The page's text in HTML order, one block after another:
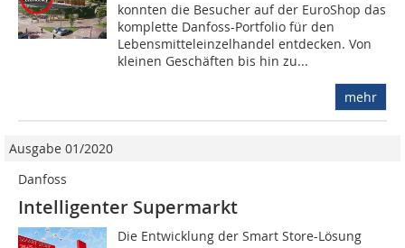
konnten die Besucher auf der EuroShop das
komplette Danfoss-Portfolio für den
Lebensmitteleinzelhandel entdecken. Von
kleinen Geschäften bis hin zu...
mehr
Ausgabe 01/2020
Danfoss
Intelligenter Supermarkt
Die Entwicklung der Smart Store-Lösung